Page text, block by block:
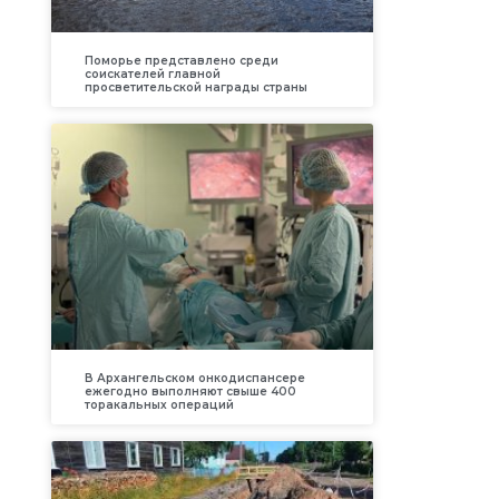
Поморье представлено среди
соискателей главной
просветительской награды страны
В Архангельском онкодиспансере
ежегодно выполняют свыше 400
торакальных операций